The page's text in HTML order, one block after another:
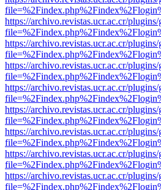
https://archivo.revistas.ucr.ac.cr/
https://archivo.revistas.ucr.ac.cr/
https://archivo.revistas.ucr.ac.cr/
https://archivo.revistas.ucr.ac.cr/
https://archivo.revistas.ucr.ac.cr/
https://archivo.revistas.ucr.ac.cr/
https://archivo.revistas.ucr.ac.cr/
https://archivo.revistas.ucr.ac.cr/